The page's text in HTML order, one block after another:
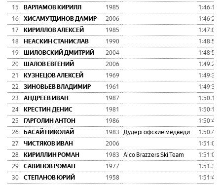
15
ВАРЛАМОВ КИРИЛЛ 1985 1:46:19
16
ХИСАМУТДИНОВ ДАМИР 2006 1:46:25
17
КИРИЛЛОВ АЛЕКСЕЙ 1985 1:47:02
18
НЕАСКИН СТАНИСЛАВ 1990 1:48:53
19
ШИЛОВСКИЙ ДМИТРИЙ 2004 1:48:57
20
ШАЛОВ ЕВГЕНИЙ 2006 1:49:25
21
КУЗНЕЦОВ АЛЕКСЕЙ 1969 1:49:31
22
ЗИНОВЬЕВ ВЛАДИМИР 1961 1:49:38
23
АНДРЕЕВ ИВАН 1987 1:50:11
24
КРЕСТИН ДЕНИС 1981 1:50:18
25
ГАРГОЛИН АНТОН 1986 1:50:40
26
БАСАЙ НИКОЛАЙ 1983 Дудергофские медведи 1:50:46
27
ЧИСТЯКОВ ИВАН 2006 1:51:00
28
КИРИЛЛИН РОМАН 1983 Alco Brazzers Ski Team 1:51:01
29
САВИНОВ РОМАН 1977 1:51:35
30
СТЕПАНОВ ЮРИЙ 1958 1:51:44